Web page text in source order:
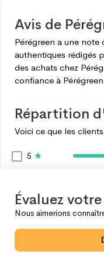
Avis de
Pérégreen a une note
authentiques rédigés
des achats chez
confiance à
Répartition
Voici ce que les
5
Évaluez
Nous aimerions